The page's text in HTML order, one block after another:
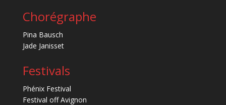
Chorégraphe
Pina Bausch
Jade Janisset
Festivals
Phénix Festival
Festival off Avignon